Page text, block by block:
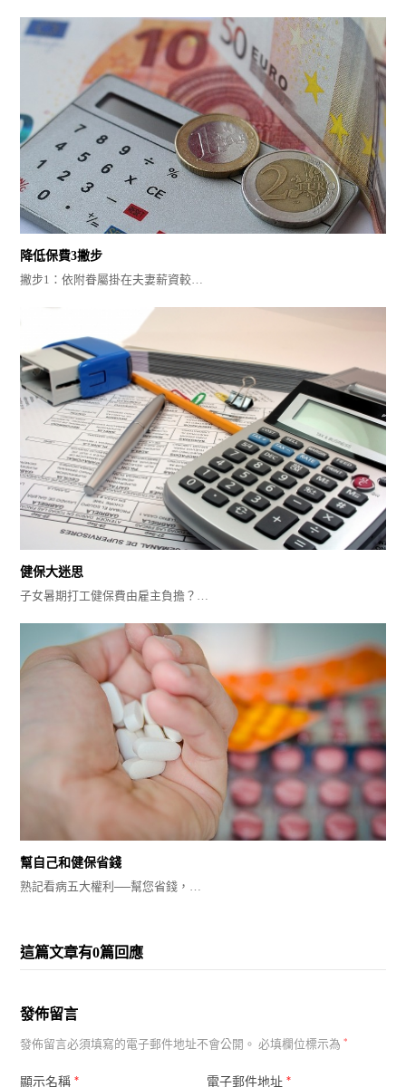
降低保費3撇步
撇步1：依附眷屬掛在夫妻薪資較…
健保大迷思
子女暑期打工健保費由雇主負擔？…
幫自己和健保省錢
熟記看病五大權利──幫您省錢，…
這篇文章有0篇回應
發佈留言
發佈留言必須填寫的電子郵件地址不會公開。 必填欄位標示為*
顯示名稱* 電子郵件地址*